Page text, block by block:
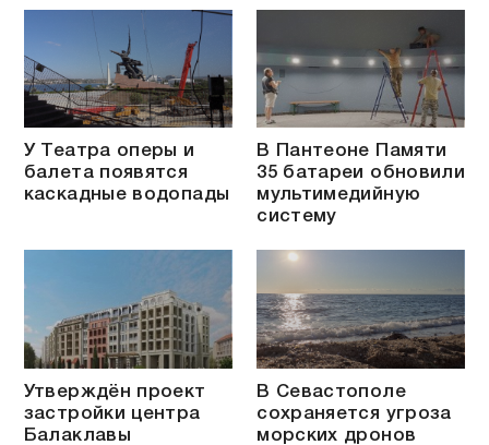
У Театра оперы и
балета появятся
каскадные водопады
В Пантеоне Памяти
35 батареи обновили
мультимедийную
систему
Утверждён проект
застройки центра
Балаклавы
В Севастополе
сохраняется угроза
морских дронов